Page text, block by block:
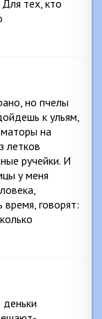
тех, кто
но пчелы
к ульям,
на
летков
ручейки. И
у меня
говорят:
деньки